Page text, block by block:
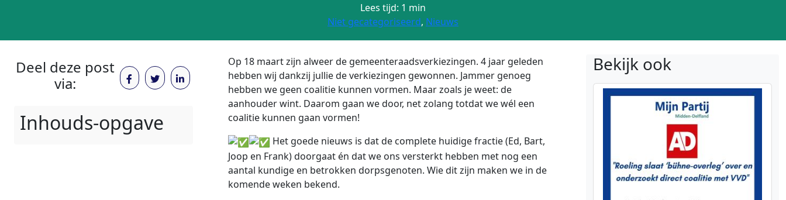
Lees tijd: 1 min
Niet gecategoriseerd, Nieuws
Deel deze post
via:
Inhouds-opgave
Op 18 maart zijn alweer de gemeenteraadsverkiezingen. 4 jaar geleden
hebben wij dankzij jullie de verkiezingen gewonnen. Jammer genoeg
hebben we geen coalitie kunnen vormen. Maar zoals je weet: de
aanhouder wint. Daarom gaan we door, net zolang totdat we wél een
coalitie kunnen gaan vormen!
Het goede nieuws is dat de complete huidige fractie (Ed, Bart,
Joop en Frank) doorgaat én dat we ons versterkt hebben met nog een
aantal kundige en betrokken dorpsgenoten. Wie dit zijn maken we in de
komende weken bekend.
Bekijk ook